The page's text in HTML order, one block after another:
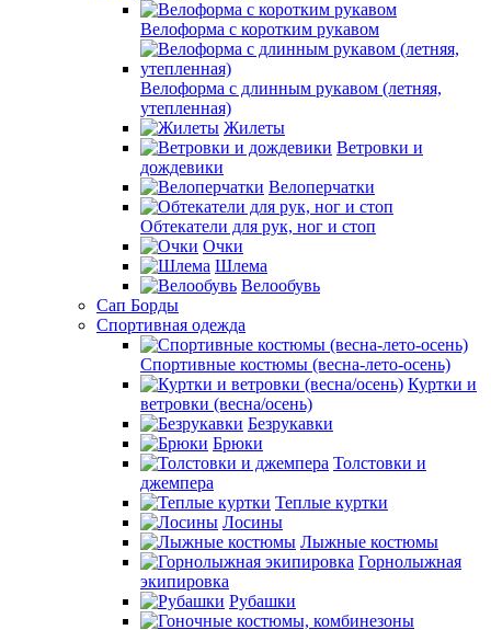
Велоформа с коротким рукавом
Велоформа с длинным рукавом (летняя,
утепленная)
Жилеты
Ветровки и
дождевики
Велоперчатки
Обтекатели для рук, ног и стоп
Очки
Шлема
Велообувь
Сап Борды
Спортивная одежда
Спортивные костюмы (весна-лето-осень)
Куртки и
ветровки (весна/осень)
Безрукавки
Брюки
Толстовки и
джемпера
Теплые куртки
Лосины
Лыжные костюмы
Горнолыжная
экипировка
Рубашки